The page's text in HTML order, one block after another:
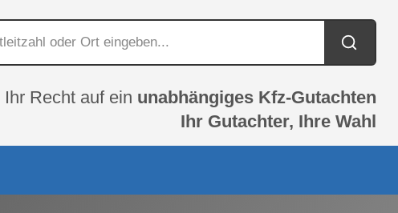
Ihr Recht auf ein unabhängiges Kfz-Gutachten
Ihr Gutachter, Ihre Wahl